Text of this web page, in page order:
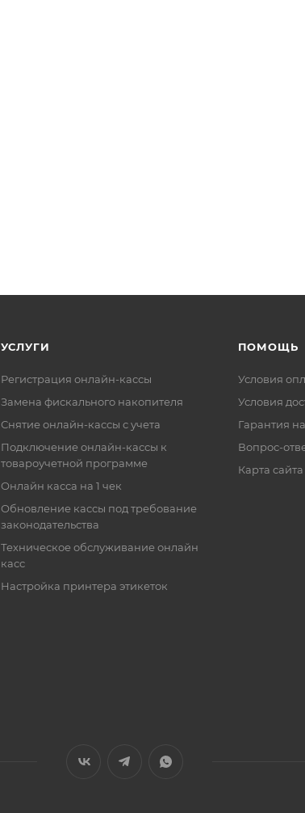
УСЛУГИ
Регистрация онлайн-кассы
Замена фискального накопителя
Снятие онлайн-кассы с учета
Подключение онлайн-кассы к
товароучетной программе
Онлайн касса на 1 чек
Обновление кассы под требование
законодательства
Техническое обслуживание онлайн
касс
Настройка принтера этикеток
ПОМОЩЬ
Условия
Условия
Гарантия
Вопрос-
Карта сайта